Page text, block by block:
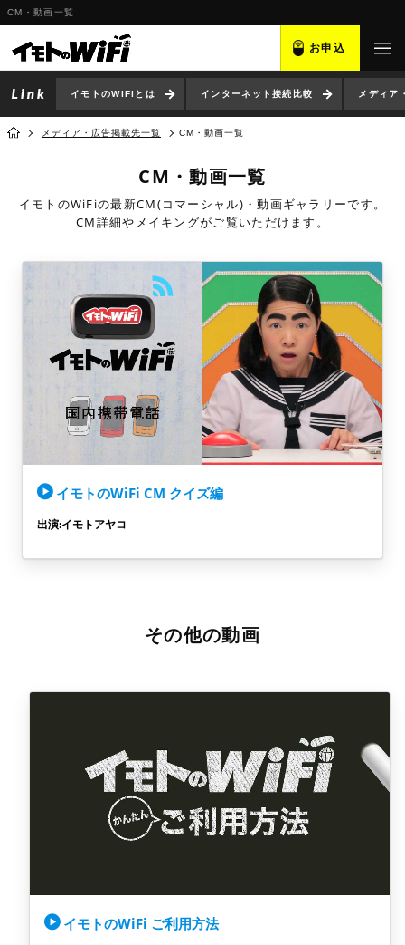
CM・動画一覧
お申込
イモトのWiFiとは インターネット接続比較 メディア
メディア・広告掲載先一覧 CM・動画一覧
CM・動画一覧
イモトのWiFiの最新CM(コマーシャル)・動画ギャラリーです。
CM詳細やメイキングがご覧いただけます。
イモトのWiFi CM クイズ編
出演:イモトアヤコ
その他の動画
イモトのWiFi ご利用方法